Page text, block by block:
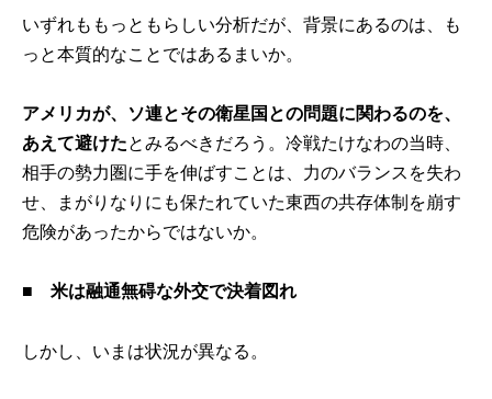
いずれももっともらしい分析だが、背景にあるのは、も
っと本質的なことではあるまいか。
アメリカが、ソ連とその衛星国との問題に関わるのを、
あえて避けたとみるべきだろう。冷戦たけなわの当時、
相手の勢力圏に手を伸ばすことは、力のバランスを失わ
せ、まがりなりにも保たれていた東西の共存体制を崩す
危険があったからではないか。
■ 米は融通無碍な外交で決着図れ
しかし、いまは状況が異なる。